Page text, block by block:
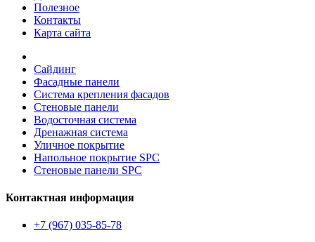
Полезное
Контакты
Карта сайта
Сайдинг
Фасадные панели
Система крепления фасадов
Стеновые панели
Водосточная система
Дренажная система
Уличное покрытие
Напольное покрытие SPC
Стеновые панели SPC
Контактная информация
+7 (967) 035-85-78